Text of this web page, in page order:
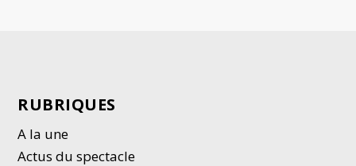
RUBRIQUES
A la une
Actus du spectacle